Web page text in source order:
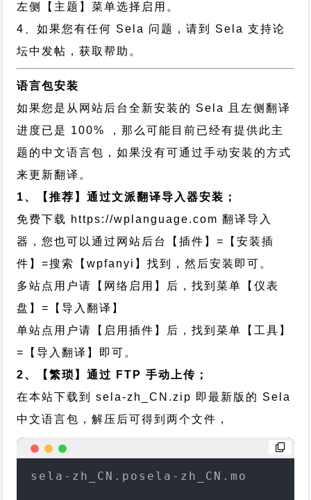
左侧【主题】菜单选择启用。
4、如果您有任何 Sela 问题，请到 Sela 支持论
坛中发帖，获取帮助。
语言包安装
如果您是从网站后台全新安装的 Sela 且左侧翻译
进度已是 100% ，那么可能目前已经有提供此主
题的中文语言包，如果没有可通过手动安装的方式
来更新翻译。
1、【推荐】通过文派翻译导入器安装；
免费下载 https://wplanguage.com 翻译导入
器，您也可以通过网站后台【插件】=【安装插
件】=搜索【wpfanyi】找到，然后安装即可。
多站点用户请【网络启用】后，找到菜单【仪表
盘】=【导入翻译】
单站点用户请【启用插件】后，找到菜单【工具】
=【导入翻译】即可。
2、【繁琐】通过 FTP 手动上传；
在本站下载到sela-zh_CN.zip 即最新版的 Sela
中文语言包，解压后可得到两个文件，
sela-zh_CN.posela-zh_CN.mo